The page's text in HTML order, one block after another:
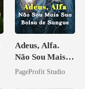
Adeus, Alfa.
Não Sou Mais
Sua Bolsa de
PageProfit Studio